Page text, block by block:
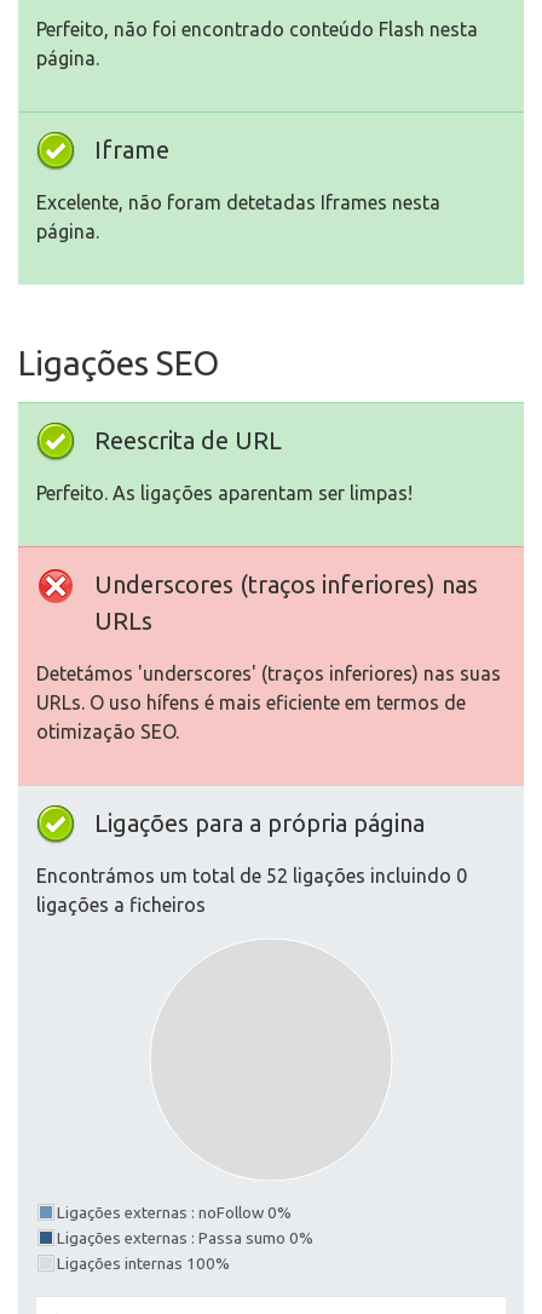
Perfeito, não foi encontrado conteúdo Flash nesta
página.
Iframe
Excelente, não foram detetadas Iframes nesta
página.
Ligações SEO
Reescrita de URL
Perfeito. As ligações aparentam ser limpas!
Underscores (traços inferiores) nas
URLs
Detetámos 'underscores' (traços inferiores) nas suas
URLs. O uso hífens é mais eficiente em termos de
otimização SEO.
Ligações para a própria página
Encontrámos um total de 52 ligações incluindo 0
ligações a ficheiros
Ligações externas : noFollow 0%
Ligações externas : Passa sumo 0%
Ligações internas 100%